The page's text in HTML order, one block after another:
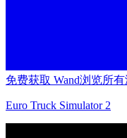
免费获取 Wand浏览所
Euro Truck Simulator 2